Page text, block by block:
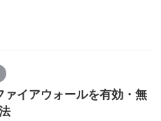
ァイアウォールを有効・無